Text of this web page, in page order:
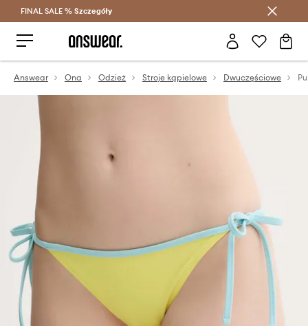
Oszczędzaj z Answear Club >
FINAL SALE % Szczegóły
Answear Ona Odzież Stroje kąpielowe Dwuczęściowe